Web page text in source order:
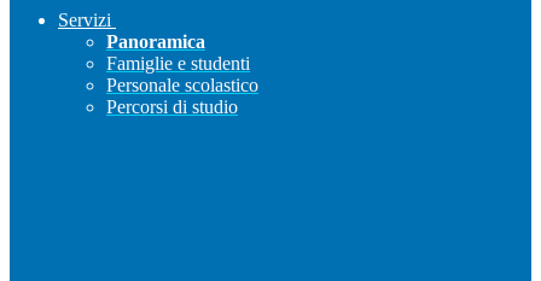
Servizi
Panoramica
Famiglie e studenti
Personale scolastico
Percorsi di studio